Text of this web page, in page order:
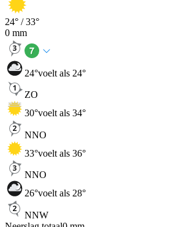
24° /33°
0 mm
24°voelt als 24°
ZO
30°voelt als 34°
NNO
33°voelt als 36°
NNO
26°voelt als 28°
NNW